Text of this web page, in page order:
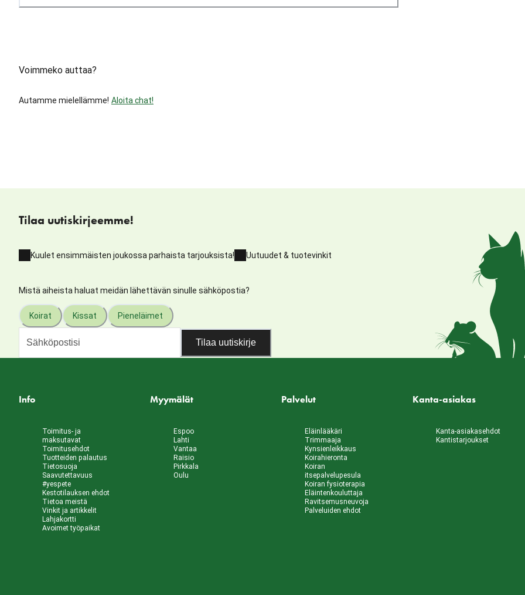
Voimmeko auttaa?
Autamme mielellämme! Aloita chat!
Tilaa uutiskirjeemme!
Kuulet ensimmäisten joukossa parhaista tarjouksista! Uutuudet & tuotevinkit
Mistä aiheista haluat meidän lähettävän sinulle sähköpostia?
Koirat Kissat Pieneläimet
Tilaa uutiskirje
Info
Toimitus- ja
maksutavat
Toimitusehdot
Tuotteiden palautus
Tietosuoja
Saavutettavuus
#yespete
Kestotilauksen ehdot
Tietoa meistä
Vinkit ja artikkelit
Lahjakortti
Avoimet työpaikat
Myymälät
Espoo
Lahti
Vantaa
Raisio
Pirkkala
Oulu
Palvelut
Eläinlääkäri
Trimmaaja
Kynsienleikkaus
Koirahieronta
Koiran
itsepalvelupesula
Koiran fysioterapia
Eläintenkouluttaja
Ravitsemusneuvoja
Palveluiden ehdot
Kanta-asiakas
Kanta-asiakasehdot
Kantistarjoukset